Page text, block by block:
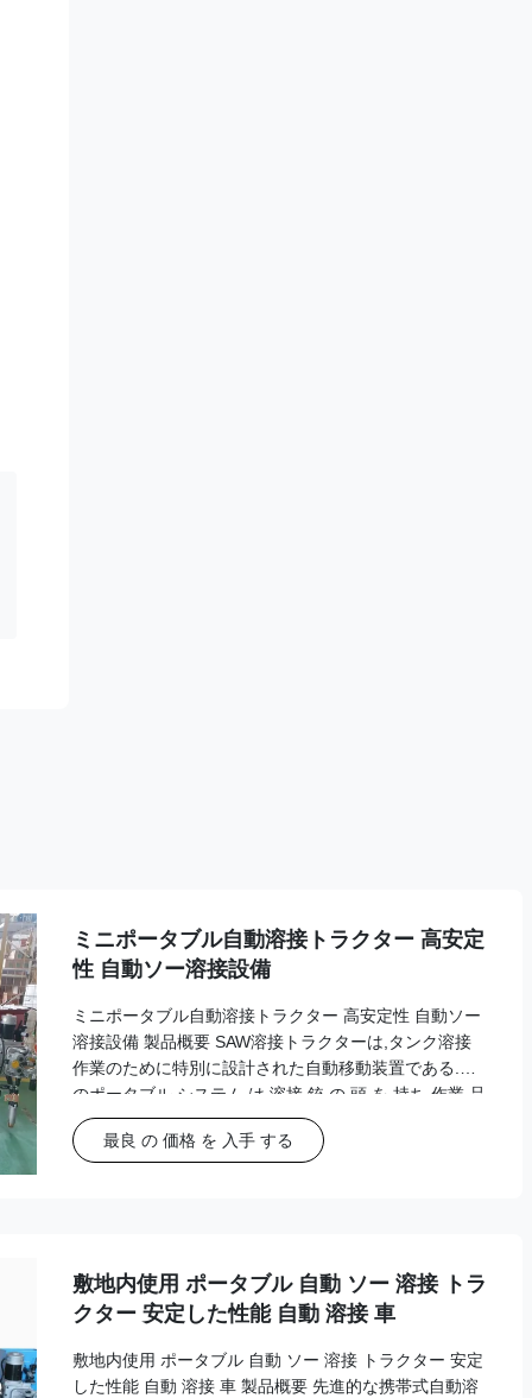
ミニポータブル自動溶接トラクター 高安定
性 自動ソー溶接設備
ミニポータブル自動溶接トラクター 高安定性 自動ソー
溶接設備 製品概要 SAW溶接トラクターは,タンク溶接
作業のために特別に設計された自動移動装置である.こ
のポータブル システム は,溶接 銃 の 頭 を 持ち,作業 品
の 表面 や 指定 さ れ た 軌道を 精確 に 移動 する, 既定
軌跡またはリアルタイムガイド経路に従って,溶接シス
とリアルタイムガイドと互換性 タンク用溶接用用に特
別...
最良 の 価格 を 入手 する
敷地内使用 ポータブル 自動 ソー 溶接 トラ
クター 安定した性能 自動 溶接 車
敷地内使用 ポータブル 自動 ソー 溶接 トラクター 安定
した性能 自動 溶接 車 製品概要 先進的な携帯式自動溶